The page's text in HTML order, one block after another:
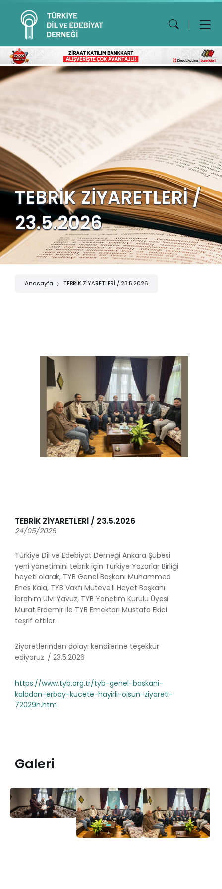
TEBRİK ZİYARETLERİ /
23.5.2026
Anasayfa TEBRİK ZİYARETLERİ / 23.5.2026
TEBRİK ZİYARETLERİ / 23.5.2026
24/05/2026
Türkiye Dil ve Edebiyat Derneği Ankara Şubesi
yeni yönetimini tebrik için Türkiye Yazarlar Birliği
heyeti olarak, TYB Genel Başkanı Muhammed
Enes Kala, TYB Vakfı Mütevelli Heyet Başkanı
İbrahim Ulvi Yavuz, TYB Yönetim Kurulu Üyesi
Murat Erdemir ile TYB Emektarı Mustafa Ekici
teşrif ettiler.
Ziyaretlerinden dolayı kendilerine teşekkür
ediyoruz. / 23.5.2026
https://www.tyb.org.tr/tyb-genel-baskani-
kaladan-erbay-kucete-hayirli-olsun-ziyareti-
72029h.htm
Galeri